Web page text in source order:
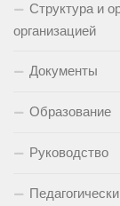
Структура и
организацией
Документы
Образование
Руководство